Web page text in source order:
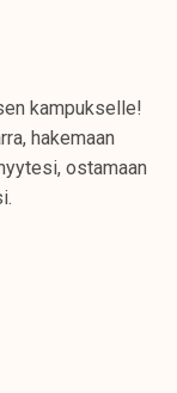
kampukselle!
hakemaan
ostamaan